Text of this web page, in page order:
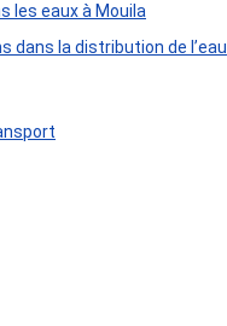
les eaux à Mouila
dans la distribution de l’eau